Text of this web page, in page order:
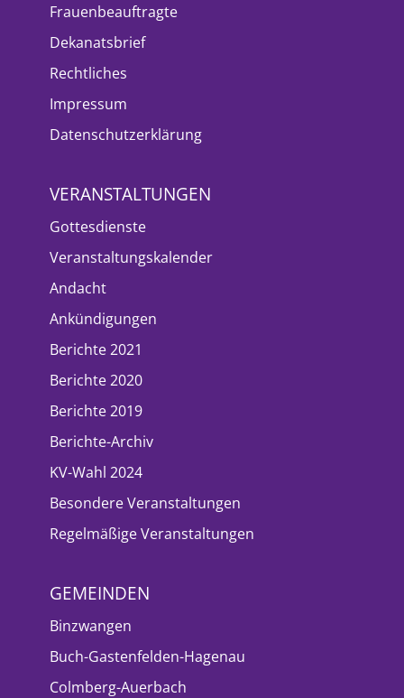
Frauenbeauftragte
Dekanatsbrief
Rechtliches
Impressum
Datenschutzerklärung
VERANSTALTUNGEN
Gottesdienste
Veranstaltungskalender
Andacht
Ankündigungen
Berichte 2021
Berichte 2020
Berichte 2019
Berichte-Archiv
KV-Wahl 2024
Besondere Veranstaltungen
Regelmäßige Veranstaltungen
GEMEINDEN
Binzwangen
Buch-Gastenfelden-Hagenau
Colmberg-Auerbach